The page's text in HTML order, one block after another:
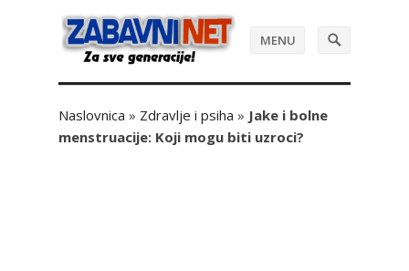
MENU
Naslovnica » Zdravlje i psiha » Jake i bolne
menstruacije: Koji mogu biti uzroci?